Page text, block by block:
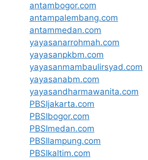
antambogor.com
antampalembang.com
antammedan.com
yayasanarrohmah.com
yayasanpkbm.com
yayasanmambaulirsyad.com
yayasanabm.com
yayasandharmawanita.com
PBSIjakarta.com
PBSIbogor.com
PBSImedan.com
PBSIlampung.com
PBSIkaltim.com